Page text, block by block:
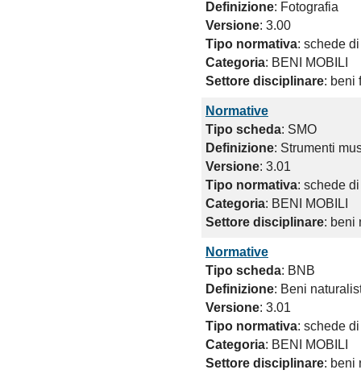
Definizione: Fotografia
Versione: 3.00
Tipo normativa: schede
Categoria: BENI MOBILI
Settore disciplinare: beni
Normative
Tipo scheda: SMO
Definizione: Strumenti
Versione: 3.01
Tipo normativa: schede
Categoria: BENI MOBILI
Settore disciplinare: beni
Normative
Tipo scheda: BNB
Definizione: Beni
Versione: 3.01
Tipo normativa: schede
Categoria: BENI MOBILI
Settore disciplinare: beni